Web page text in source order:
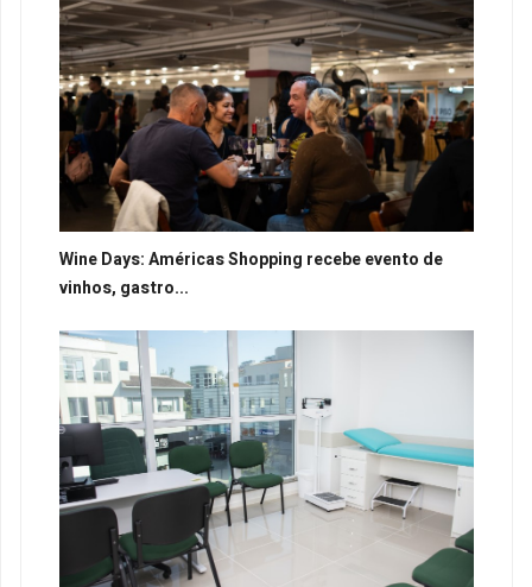
Wine Days: Américas Shopping recebe evento de
vinhos, gastro...